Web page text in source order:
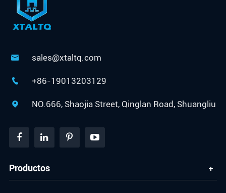
 sales@xtaltq.com
 +86-19013203129
 NO.666, Shaojia Street, Qinglan Road, Shuangliu
Productos